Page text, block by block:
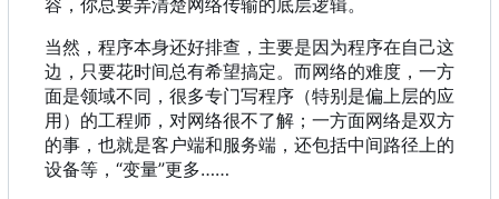
容 ， 你总要弄清楚网络传输的底层逻辑。
当然，程序本身还好排查，主要是因为程序在自己这
边，只要花时间总有希望搞定。而网络的难度，一方
面是领域不同，很多专门写程序（特别是偏上层的应
用）的工程师，对网络很不了解；一方面网络是双方
的事，也就是客户端和服务端，还包括中间路径上的
设备等，“变量”更多……